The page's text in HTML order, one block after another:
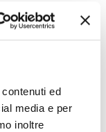
ed
media e per
inoltre
Caccia si
della
Studio, con
l’offerta di
aTotal
Futuhro, il